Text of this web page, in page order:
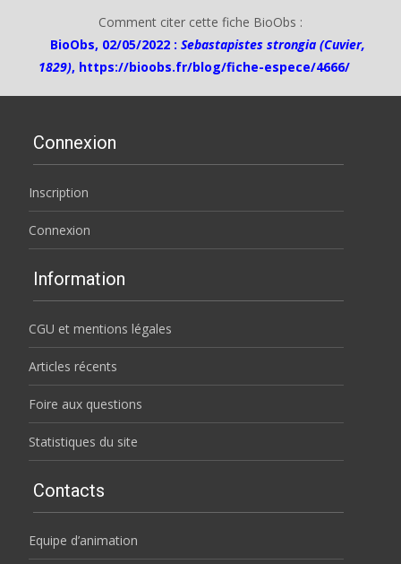
Comment citer cette fiche BioObs :
BioObs, 02/05/2022 : Sebastapistes strongia (Cuvier,
1829), https://bioobs.fr/blog/fiche-espece/4666/
Connexion
Inscription
Connexion
Information
CGU et mentions légales
Articles récents
Foire aux questions
Statistiques du site
Contacts
Equipe d’animation